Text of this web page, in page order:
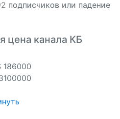
подписчиков или падение
цена канала КБ
186000